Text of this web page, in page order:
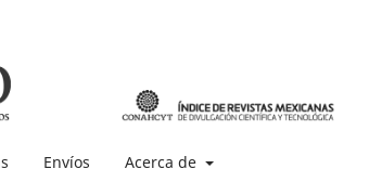
Envíos Acerca de